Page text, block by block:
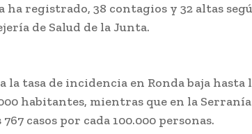
ha registrado, 38 contagios y 32 altas
de Salud de la Junta.
la tasa de incidencia en Ronda baja hasta
habitantes, mientras que en la Serranía
casos por cada 100.000 personas.